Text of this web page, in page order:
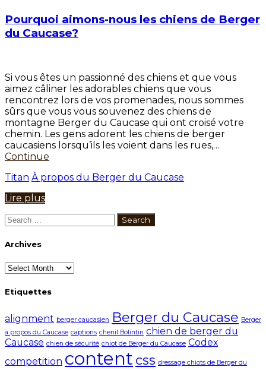
Pourquoi aimons-nous les chiens de Berger
du Caucase?
Si vous êtes un passionné des chiens et que vous
aimez câliner les adorables chiens que vous
rencontrez lors de vos promenades, nous sommes
sûrs que vous vous souvenez des chiens de
montagne Berger du Caucase qui ont croisé votre
chemin. Les gens adorent les chiens de berger
caucasiens lorsqu’ils les voient dans les rues,…
Continue
Titan À propos du Berger du Caucase
Lire plus
Search
for:
Archives
Archives
Etiquettes
alignment berger caucasien Berger du Caucase Berger
à propos du Caucase captions chenil Bolintin chien de berger du
Caucase chien de sécurité chiot de Berger du Caucase Codex
competition content css dressage chiots de Berger du